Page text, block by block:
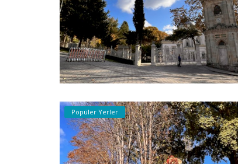
Popüler Yerler